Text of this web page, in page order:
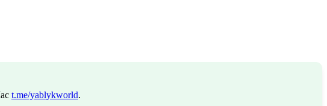
t.me/yablykworld.